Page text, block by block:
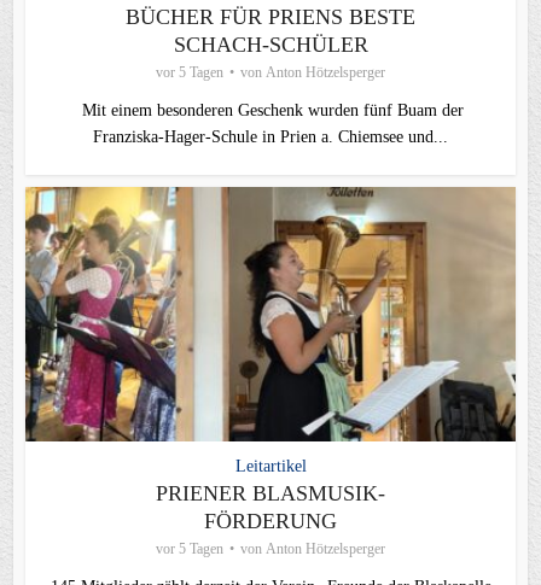
BÜCHER FÜR PRIENS BESTE
SCHACH-SCHÜLER
vor 5 Tagen von Anton Hötzelsperger
Mit einem besonderen Geschenk wurden fünf Buam der
Franziska-Hager-Schule in Prien a. Chiemsee und...
Leitartikel
PRIENER BLASMUSIK-
FÖRDERUNG
vor 5 Tagen von Anton Hötzelsperger